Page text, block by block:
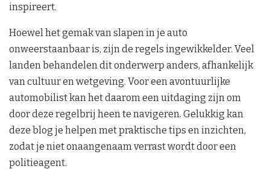
inspireert.
Hoewel het gemak van slapen in je auto
onweerstaanbaar is, zijn de regels ingewikkelder. Veel
landen behandelen dit onderwerp anders, afhankelijk
van cultuur en wetgeving. Voor een avontuurlijke
automobilist kan het daarom een uitdaging zijn om
door deze regelbrij heen te navigeren. Gelukkig kan
deze blog je helpen met praktische tips en inzichten,
zodat je niet onaangenaam verrast wordt door een
politieagent.